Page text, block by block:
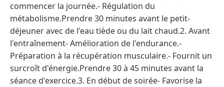
commencer la journée.- Régulation du
métabolisme.Prendre 30 minutes avant le petit-
déjeuner avec de l'eau tiède ou du lait chaud.2. Avant
l'entraînement- Amélioration de l'endurance.-
Préparation à la récupération musculaire.- Fournit un
surcroît d'énergie.Prendre 30 à 45 minutes avant la
séance d'exercice.3. En début de soirée- Favorise la